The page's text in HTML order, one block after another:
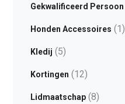
Gekwalificeerd Persoon
Honden Accessoires (1)
Kledij (5)
Kortingen (12)
Lidmaatschap(8)